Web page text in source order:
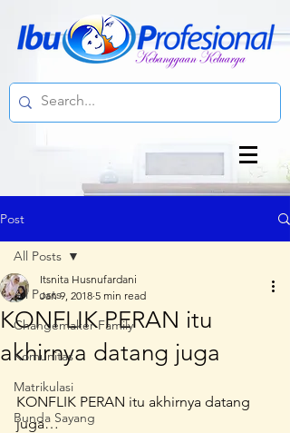
Post
All Posts
Changemaker Family
Komunitas
Matrikulasi
Bunda Sayang
All Posts
KONFLIK PERAN itu
akhirnya datang juga
Itsnita Husnufardani
Jan 9, 2018 5 min read
KONFLIK PERAN itu akhirnya datang
juga…